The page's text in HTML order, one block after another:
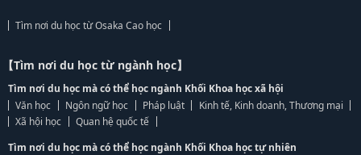
Tìm nơi du học từ Osaka Cao học
【Tìm nơi du học từ ngành học】
Tìm nơi du học mà có thể học ngành Khối Khoa học xã hội
Văn học
Ngôn ngữ học Pháp luật
Kinh tế, Kinh doanh, Thương mại
Xã hội học
Quan hệ quốc tế
Tìm nơi du học mà có thể học ngành Khối Khoa học tự nhiên